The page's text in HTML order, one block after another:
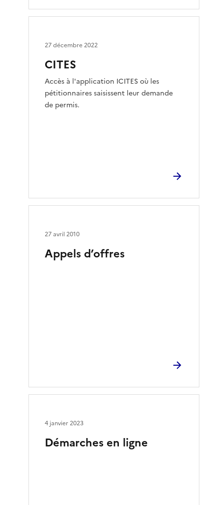
CITES
Accès à l'application ICITES où les
pétitionnaires saisissent leur demande
de permis.
27 décembre 2022
Appels d’offres
27 avril 2010
Démarches en ligne
4 janvier 2023